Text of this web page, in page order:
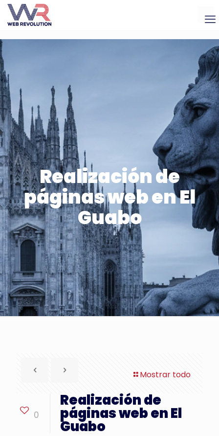
Realización de
páginas web en El
Guabo
Mostrar todo
0
Realización de
páginas web en El
Guabo